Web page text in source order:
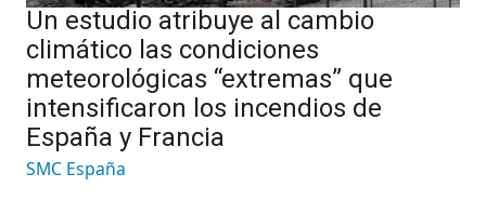
Un estudio atribuye al cambio
climático las condiciones
meteorológicas “extremas” que
intensificaron los incendios de
España y Francia
SMC España